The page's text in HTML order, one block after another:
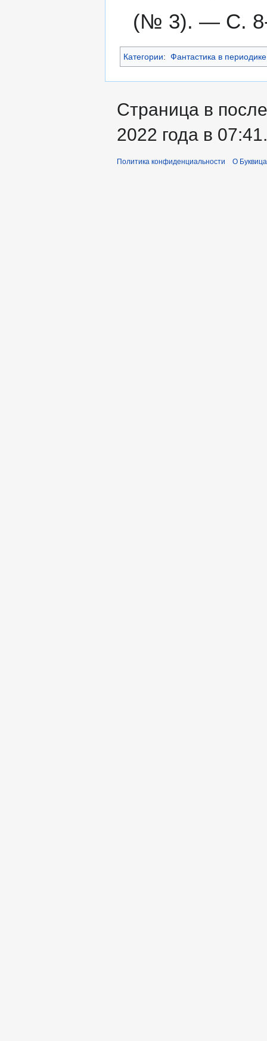
(№ 3). — С.
Категории: Фантастика в периодике
Страница в
2022 года в 07:41.
Политика конфиденциальности О Буквица